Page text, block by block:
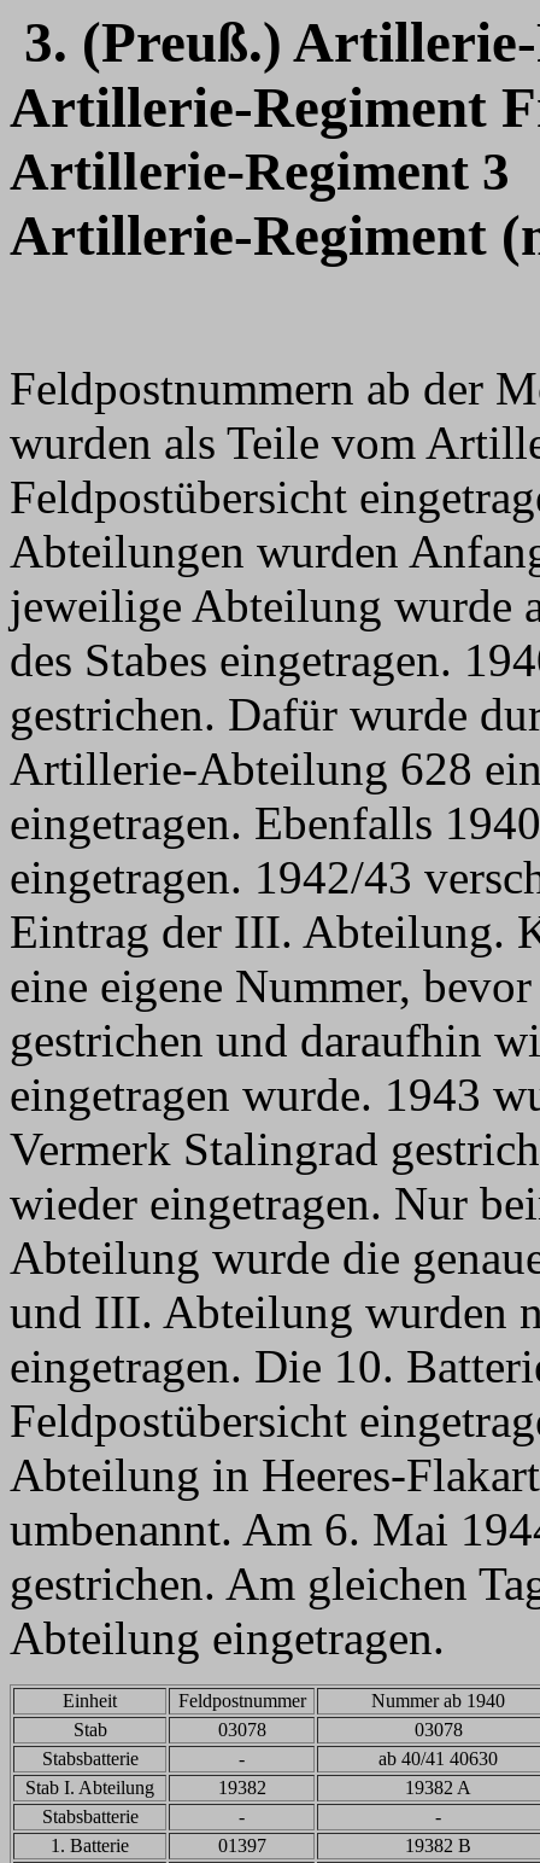
3. (Preuß.)
Artillerie-Regiment
Artillerie-Regiment 3
Artillerie-Regiment
Feldpostnummern ab der
wurden als Teile vom
Feldpostübersicht
Abteilungen wurden
jeweilige Abteilung wurde
des Stabes eingetragen.
gestrichen. Dafür wurde
Artillerie-Abteilung 628
eingetragen. Ebenfalls
eingetragen. 1942/43
Eintrag der III. Abteilung.
eine eigene Nummer,
gestrichen und daraufhin
eingetragen wurde. 1943
Vermerk Stalingrad
wieder eingetragen. Nur
Abteilung wurde die
und III. Abteilung wurden
eingetragen. Die 10.
Feldpostübersicht
Abteilung in Heeres-
umbenannt. Am 6. Mai
gestrichen. Am gleichen
Abteilung eingetragen.
Einheit Feldpostnummer
Nummer ab 1940
Stab
03078
03078
Stabsbatterie
-
ab 40/41 40630
Stab I. Abteilung
19382
19382 A
Stabsbatterie
-
-
1. Batterie
01397
19382 B